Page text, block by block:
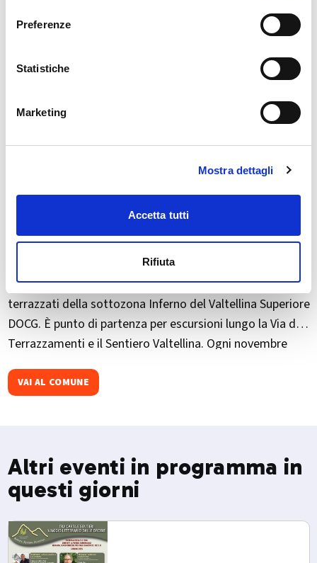
Preferenze
Statistiche
Marketing
Mostra dettagli
Accetta tutti
Rifiuta
Poggiridenti si trova in Media Valtellina, tra Montagna e
Tresivio, ed è noto per la chiesa di San Fedele, con
affreschi di Fermo Stella e un campanile romanico. Da
visitare la chiesa della Madonna del Carmine e i vigneti
terrazzati della sottozona Inferno del Valtellina Superiore
DOCG. È punto di partenza per escursioni lungo la Via dei
Terrazzamenti e il Sentiero Valtellina. Ogni novembre
degustazioni di vini locali.
VAI AL COMUNE
Altri eventi in programma in
questi giorni